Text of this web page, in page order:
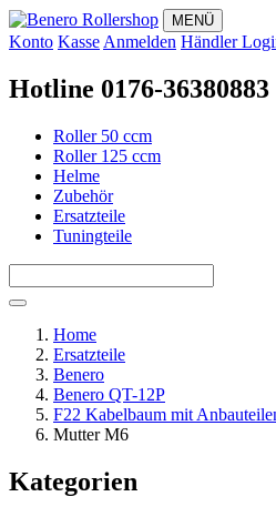
MENÜ
Konto Kasse Anmelden Händler
Hotline 0176-36380883
Roller 50 ccm
Roller 125 ccm
Helme
Zubehör
Ersatzteile
Tuningteile
Home
Ersatzteile
Benero
Benero QT-12P
F22 Kabelbaum mit
Mutter M6
Kategorien